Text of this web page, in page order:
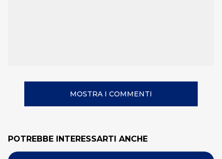
MOSTRA I COMMENTI
POTREBBE INTERESSARTI ANCHE